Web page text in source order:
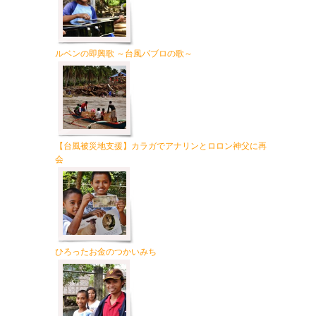
ルベンの即興歌 ～台風パブロの歌～
【台風被災地支援】カラガでアナリンとロロン神父に再
会
ひろったお金のつかいみち